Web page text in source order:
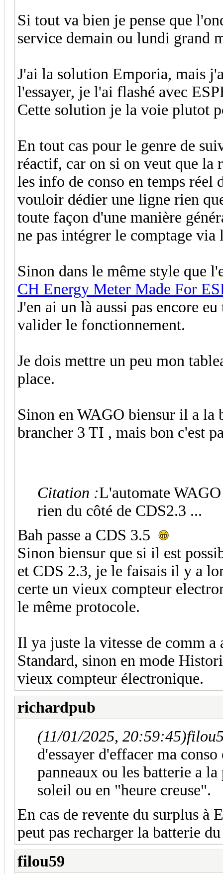
Si tout va bien je pense que
service demain ou lundi grand
J'ai la solution Emporia, mais
l'essayer, je l'ai flashé avec
Cette solution je la voie plutot
En tout cas pour le genre de
réactif, car on si on veut que
les info de conso en temps
vouloir dédier une ligne rien
toute façon d'une manière
ne pas intégrer le comptage
Sinon dans le même style que
CH Energy Meter Made For
J'en ai un là aussi pas encore
valider le fonctionnement.
Je dois mettre un peu mon
place.
Sinon en WAGO biensur il a la
brancher 3 TI , mais bon c'est
Citation :L'automate
rien du côté de CDS2.3 ...
Bah passe a CDS 3.5
Sinon biensur que si il est
et CDS 2.3, je le faisais il y a
certe un vieux compteur
le même protocole.
Il ya juste la vitesse de comm a
Standard, sinon en mode
vieux compteur électronique.
richardpub
(11/01/2025, 20:59:45)
d'essayer d'effacer ma
panneaux ou les batterie a
soleil ou en "heure creuse".
En cas de revente du surplus à
peut pas recharger la batterie
filou59